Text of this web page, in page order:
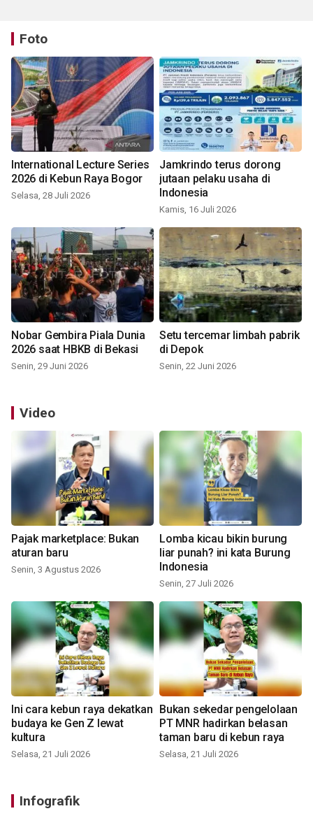
Foto
International Lecture Series
2026 di Kebun Raya Bogor
Selasa, 28 Juli 2026
Jamkrindo terus dorong
jutaan pelaku usaha di
Indonesia
Kamis, 16 Juli 2026
Nobar Gembira Piala Dunia
2026 saat HBKB di Bekasi
Senin, 29 Juni 2026
Setu tercemar limbah pabrik
di Depok
Senin, 22 Juni 2026
Video
Pajak marketplace: Bukan
aturan baru
Senin, 3 Agustus 2026
Lomba kicau bikin burung
liar punah? ini kata Burung
Indonesia
Senin, 27 Juli 2026
Ini cara kebun raya dekatkan
budaya ke Gen Z lewat
kultura
Selasa, 21 Juli 2026
Bukan sekedar pengelolaan
PT MNR hadirkan belasan
taman baru di kebun raya
Selasa, 21 Juli 2026
Infografik